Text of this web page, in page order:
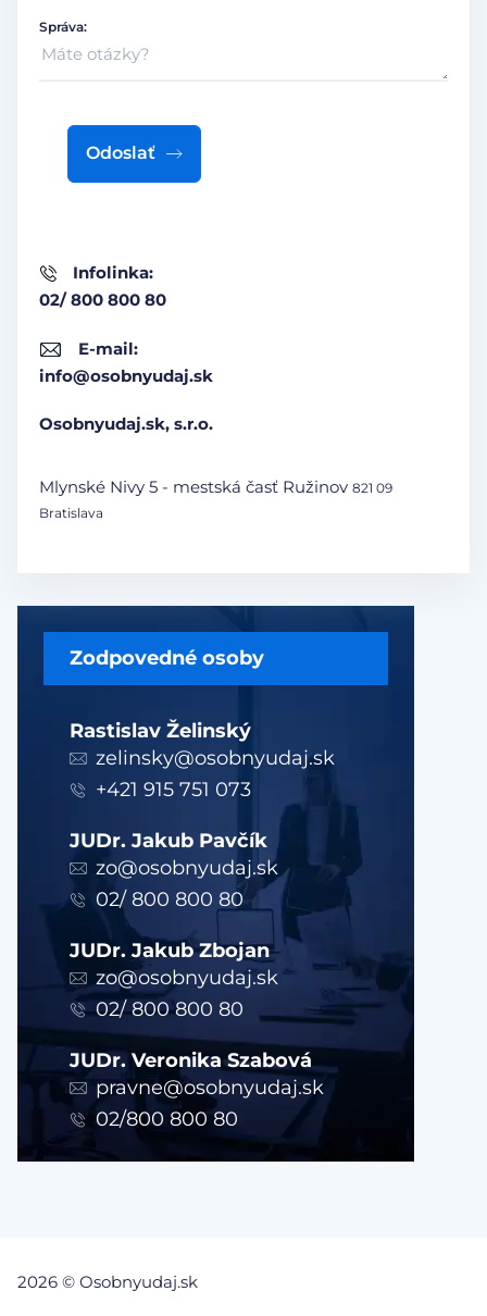
Zodpovedné osoby
Rastislav Želinský
zelinsky@osobnyudaj.sk
+421 915 751 073
JUDr. Jakub Pavčík
zo@osobnyudaj.sk
02/ 800 800 80
JUDr. Jakub Zbojan
zo@osobnyudaj.sk
02/ 800 800 80
JUDr. Veronika Szabová
pravne@osobnyudaj.sk
02/800 800 80
Infolinka:
02/ 800 800 80
E-mail:
info@osobnyudaj.sk
Osobnyudaj.sk, s.r.o.
Mlynské Nivy 5 - mestská časť Ružinov 821 09
Bratislava
Správa:
Odoslať
2026 © Osobnyudaj.sk